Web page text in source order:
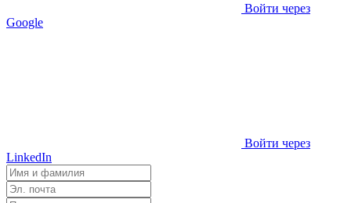
Войти через
Google
Войти через
LinkedIn